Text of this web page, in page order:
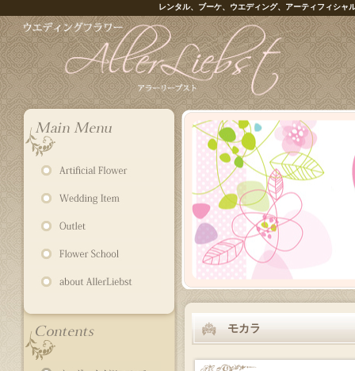
レンタル、ブーケ、ウエディング、アーティフィシャ
モカラ